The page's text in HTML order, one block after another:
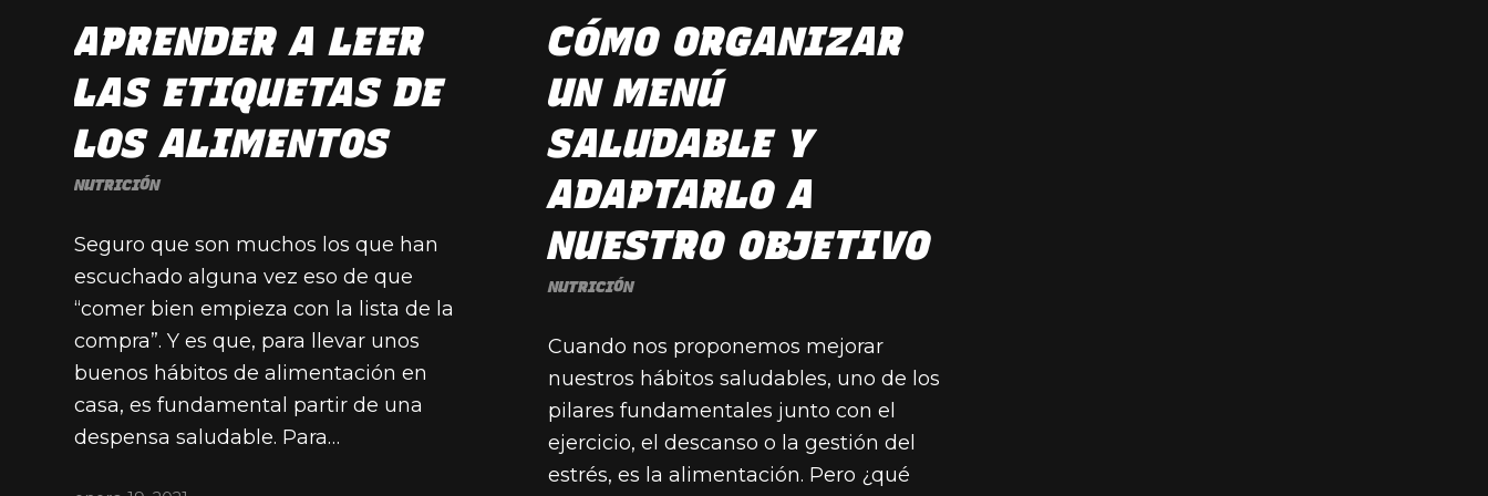
APRENDER A LEER
LAS ETIQUETAS DE
LOS ALIMENTOS
NUTRICIÓN
Seguro que son muchos los que han
escuchado alguna vez eso de que
“comer bien empieza con la lista de la
compra”. Y es que, para llevar unos
buenos hábitos de alimentación en
casa, es fundamental partir de una
despensa saludable. Para…
CÓMO ORGANIZAR
UN MENÚ
SALUDABLE Y
ADAPTARLO A
NUESTRO OBJETIVO
NUTRICIÓN
Cuando nos proponemos mejorar
nuestros hábitos saludables, uno de los
pilares fundamentales junto con el
ejercicio, el descanso o la gestión del
estrés, es la alimentación. Pero ¿qué